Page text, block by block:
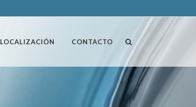
LOCALIZACIÓN CONTACTO